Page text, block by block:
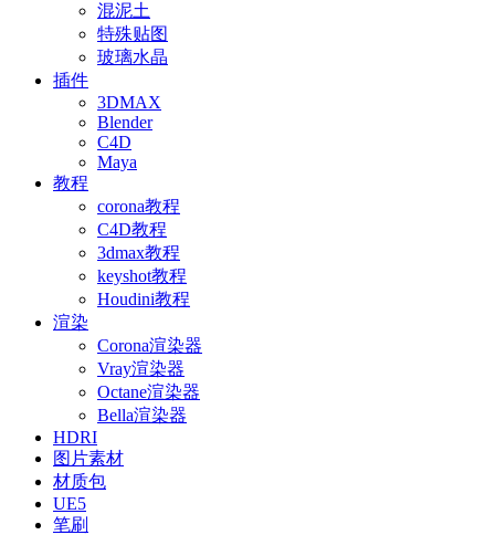
混泥土
特殊贴图
玻璃水晶
插件
3DMAX
Blender
C4D
Maya
教程
corona教程
C4D教程
3dmax教程
keyshot教程
Houdini教程
渲染
Corona渲染器
Vray渲染器
Octane渲染器
Bella渲染器
HDRI
图片素材
材质包
UE5
笔刷